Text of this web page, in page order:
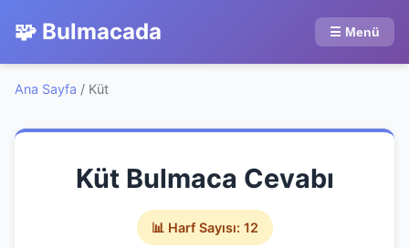
🧩 Bulmacada ☰ Menü
Ana Sayfa / Küt
Küt Bulmaca Cevabı
📊 Harf Sayısı: 12